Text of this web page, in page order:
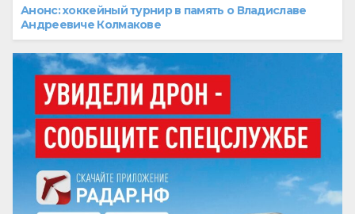
Анонс: хоккейный турнир в память о Владиславе
Андреевиче Колмакове